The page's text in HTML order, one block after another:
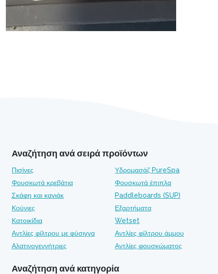
Αναζήτηση ανά σειρά προϊόντων
Πισίνες
Υδρομασάζ PureSpa
Φουσκωτά κρεβάτια
Φουσκωτά έπιπλα
Σκάφη και καγιάκ
Paddleboards (SUP)
Κούνιες
Εξαρτήματα
Κατοικίδια
Wetset
Αντλίες φίλτρου με φύσιγγα
Αντλίες φίλτρου άμμου
Αλατινογεννήτριες
Αντλίες φουσκώματος
Αναζήτηση ανά κατηγορία